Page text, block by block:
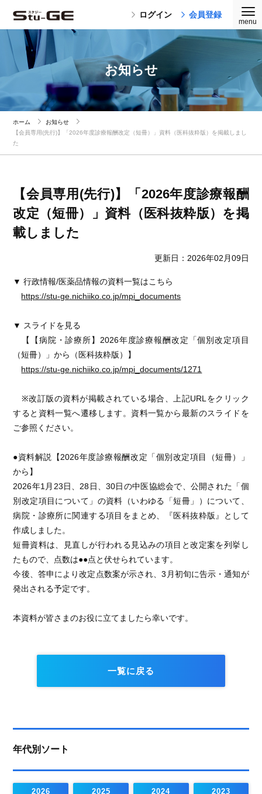
ログイン 会員登録
お知らせ
ホーム
お知らせ
【会員専用(先行)】「2026年度診療報酬改定（短冊）」資料（医科抜粋版）を掲載しまし
た
【会員専用(先行)】「2026年度診療報酬
改定（短冊）」資料（医科抜粋版）を掲
載しました
更新日：2026年02月09日
▼ 行政情報/医薬品情報の資料一覧はこちら
https://stu-ge.nichiiko.co.jp/mpi_documents
▼ スライドを見る
【【病院・診療所】2026年度診療報酬改定「個別改定項目
（短冊）」から（医科抜粋版）】
https://stu-ge.nichiiko.co.jp/mpi_documents/1271
※改訂版の資料が掲載されている場合、上記URLをクリック
すると資料一覧へ遷移します。資料一覧から最新のスライドを
ご参照ください。
●資料解説【2026年度診療報酬改定「個別改定項目（短冊）」
から】
2026年1月23日、28日、30日の中医協総会で、公開された「個
別改定項目について」の資料（いわゆる「短冊」）について、
病院・診療所に関連する項目をまとめ、『医科抜粋版』として
作成しました。
短冊資料は、見直しが行われる見込みの項目と改定案を列挙し
たもので、点数は●●点と伏せられています。
今後、答申により改定点数案が示され、3月初旬に告示・通知が
発出される予定です。
本資料が皆さまのお役に立てましたら幸いです。
一覧に戻る
年代別ソート
2026 2025 2024 2023